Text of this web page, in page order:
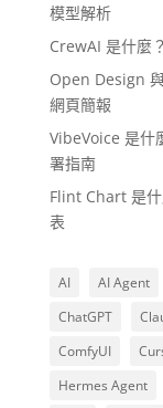
模型解析
CrewAI 是什麼
Open Design
網頁簡報
VibeVoice 是什
署指南
Flint Chart 是
表
AI AI Agent
ChatGPT
ComfyUI
Hermes Agent